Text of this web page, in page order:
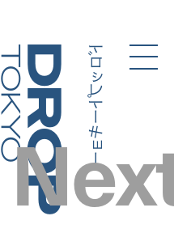
Droptokyo ドロップトーキョー